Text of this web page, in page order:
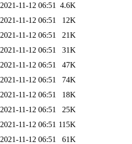
2021-11-12 06:51
4.6K
2021-11-12 06:51
12K
2021-11-12 06:51
21K
2021-11-12 06:51
31K
2021-11-12 06:51
47K
2021-11-12 06:51
74K
2021-11-12 06:51
18K
2021-11-12 06:51
25K
2021-11-12 06:51 115K
2021-11-12 06:51
61K